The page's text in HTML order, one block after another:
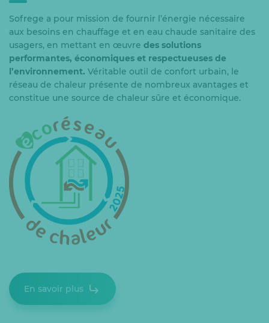
Sofrege a pour mission de fournir l’énergie nécessaire
aux besoins en chauffage et en eau chaude sanitaire des
usagers, en mettant en œuvre des solutions
performantes, économiques et respectueuses de
l’environnement. Véritable outil de confort urbain, le
réseau de chaleur présente de nombreux avantages et
constitue une source de chaleur sûre et économique.
En savoir plus